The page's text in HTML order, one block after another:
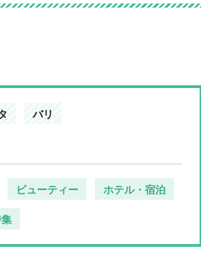
バリ
ビューティー ホテル・宿泊